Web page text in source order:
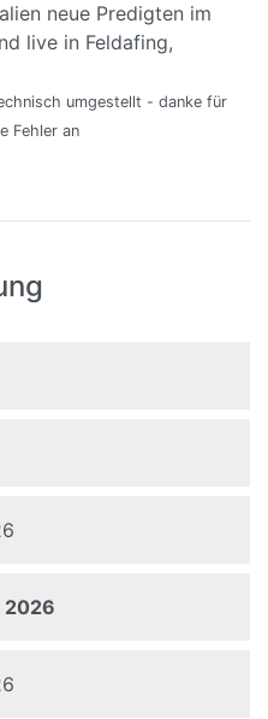
neue Predigten im
live in Feldafing,
umgestellt - danke für
Fehler an
2026